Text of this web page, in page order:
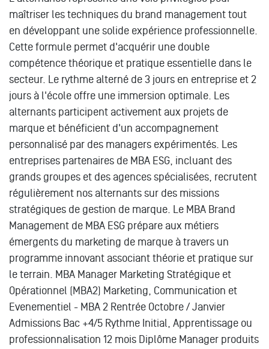
maîtriser les techniques du brand management tout
en développant une solide expérience professionnelle.
Cette formule permet d'acquérir une double
compétence théorique et pratique essentielle dans le
secteur. Le rythme alterné de 3 jours en entreprise et 2
jours à l'école offre une immersion optimale. Les
alternants participent activement aux projets de
marque et bénéficient d'un accompagnement
personnalisé par des managers expérimentés. Les
entreprises partenaires de MBA ESG, incluant des
grands groupes et des agences spécialisées, recrutent
régulièrement nos alternants sur des missions
stratégiques de gestion de marque. Le MBA Brand
Management de MBA ESG prépare aux métiers
émergents du marketing de marque à travers un
programme innovant associant théorie et pratique sur
le terrain. MBA Manager Marketing Stratégique et
Opérationnel (MBA2) Marketing, Communication et
Evenementiel - MBA 2 Rentrée Octobre / Janvier
Admissions Bac +4/5 Rythme Initial, Apprentissage ou
professionnalisation 12 mois Diplôme Manager produits